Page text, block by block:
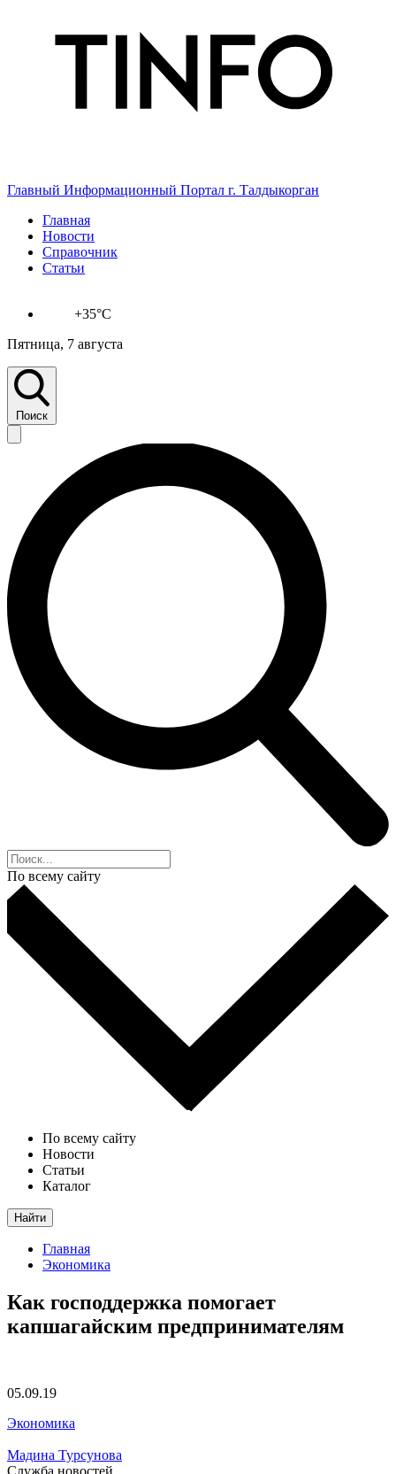
Главный Информационный Портал г. Талдыкорган
Главная
Новости
Справочник
Статьи
+35°C
Пятница, 7 августа
Поиск
По всему сайту
По всему сайту
Новости
Статьи
Каталог
Найти
Главная
Экономика
Как господдержка помогает
капшагайским предпринимателям
05.09.19
Экономика
Мадина Турсунова